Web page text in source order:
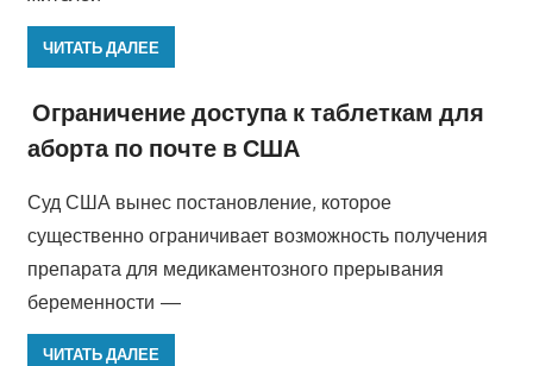
ЧИТАТЬ ДАЛЕЕ
Ограничение доступа к таблеткам для
аборта по почте в США
Суд США вынес постановление, которое
существенно ограничивает возможность получения
препарата для медикаментозного прерывания
беременности —
ЧИТАТЬ ДАЛЕЕ